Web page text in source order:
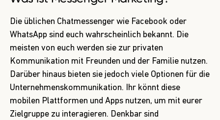
Die üblichen Chatmessenger wie Facebook oder
WhatsApp sind euch wahrscheinlich bekannt. Die
meisten von euch werden sie zur privaten
Kommunikation mit Freunden und der Familie nutzen.
Darüber hinaus bieten sie jedoch viele Optionen für die
Unternehmenskommunikation. Ihr könnt diese
mobilen Plattformen und Apps nutzen, um mit eurer
Zielgruppe zu interagieren. Denkbar sind